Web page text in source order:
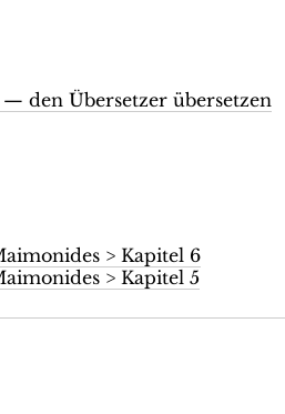
den Übersetzer übersetzen
> Kapitel 6
> Kapitel 5